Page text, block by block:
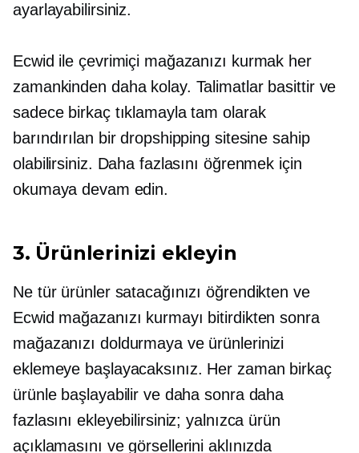
ayarlayabilirsiniz.
Ecwid ile çevrimiçi mağazanızı kurmak her
zamankinden daha kolay. Talimatlar basittir ve
sadece birkaç tıklamayla tam olarak
barındırılan bir dropshipping sitesine sahip
olabilirsiniz. Daha fazlasını öğrenmek için
okumaya devam edin.
3. Ürünlerinizi ekleyin
Ne tür ürünler satacağınızı öğrendikten ve
Ecwid mağazanızı kurmayı bitirdikten sonra
mağazanızı doldurmaya ve ürünlerinizi
eklemeye başlayacaksınız. Her zaman birkaç
ürünle başlayabilir ve daha sonra daha
fazlasını ekleyebilirsiniz; yalnızca ürün
açıklamasını ve görsellerini aklınızda